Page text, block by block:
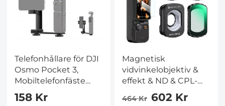
Telefonhållare för DJI
Osmo Pocket 3,
Mobiltelefonfäste
Expansionstillbehör
med 1/4" gänghål
158 Kr
Magnetisk
vidvinkelobjektiv &
effekt & ND & CPL-
filterset kompatibel
med DJI Osmo
464 Kr 602 Kr